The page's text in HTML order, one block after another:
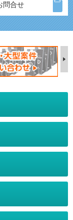
問合せ
ド